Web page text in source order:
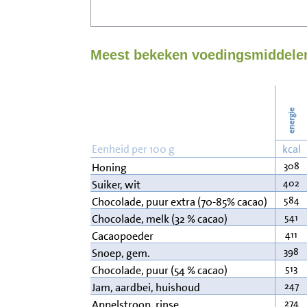
Meest bekeken
energie
Eenheid per 100 g kcal
Honing
308
Suiker, wit 402
Chocolade, puur extra (70-85% cacao) 584
Chocolade, melk (32 % cacao) 541
Cacaopoeder 411
Snoep, gem. 398
Chocolade, puur (54 % cacao) 513
Jam, aardbei, huishoud 247
274